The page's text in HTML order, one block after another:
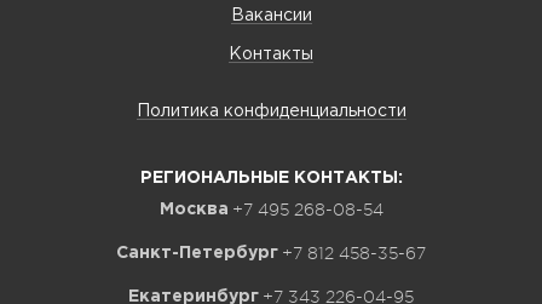
Вакансии
Контакты
Политика конфиденциальности
РЕГИОНАЛЬНЫЕ КОНТАКТЫ:
Москва +7 495 268-08-54
Санкт-Петербург +7 812 458-35-67
Екатеринбург +7 343 226-04-95